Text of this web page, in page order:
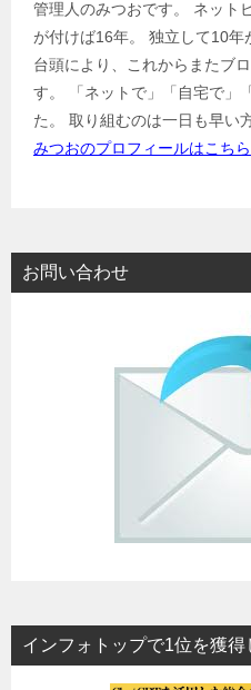
管理人のみつおです。 ネット
が付けば16年。 独立して10
台頭により、これからまたブ
す。 「ネットで」「自宅で」
た。 取り組むのは一日も早い
みつおのプロフィールはこちら
お問い合わせ
インフォトップで1位を獲得